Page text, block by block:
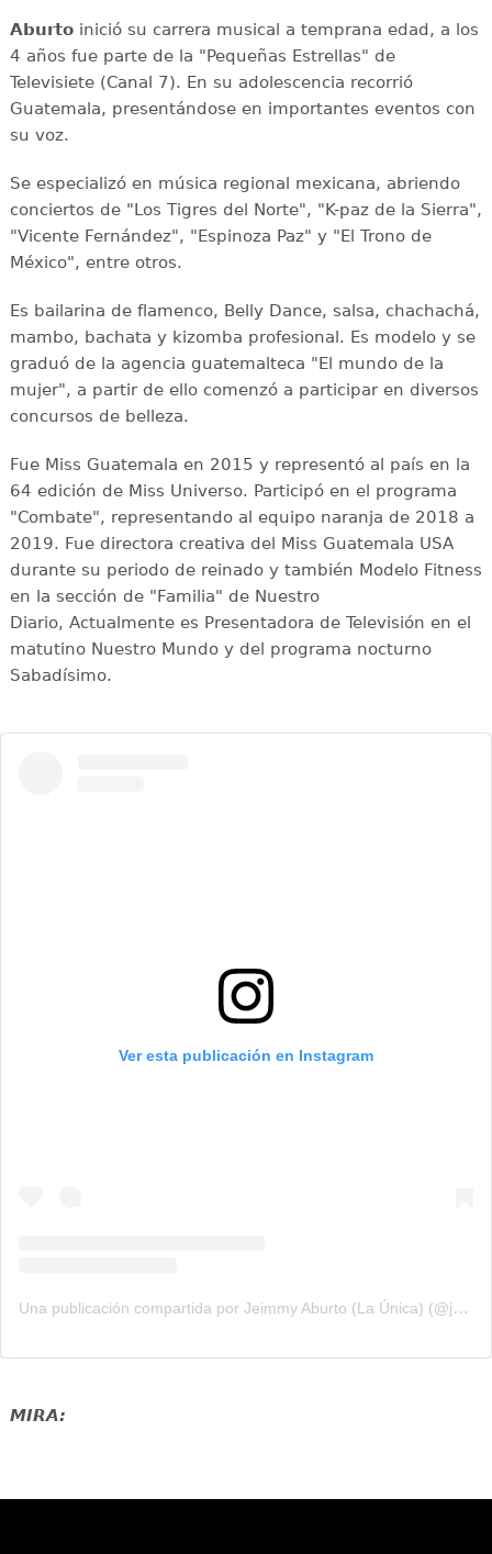
Aburtoinició su carrera musical a temprana edad, a los
4 años fue parte de la "Pequeñas Estrellas" de
Televisiete (Canal 7). En su adolescencia recorrió
Guatemala, presentándose en importantes eventos con
su voz.
Se especializó en música regional mexicana, abriendo
conciertos de "Los Tigres del Norte", "K-paz de la Sierra",
"Vicente Fernández", "Espinoza Paz" y "El Trono de
México", entre otros.
Es bailarina de flamenco, Belly Dance, salsa, chachachá,
mambo, bachata y kizomba profesional. Es modelo y se
graduó de la agencia guatemalteca "El mundo de la
mujer", a partir de ello comenzó a participar en diversos
concursos de belleza.
Fue Miss Guatemala en 2015 y representó al país en la
64 edición de Miss Universo. Participó en el programa
"Combate", representando al equipo naranja de 2018 a
2019. Fue directora creativa del Miss Guatemala USA
durante su periodo de reinado y también Modelo Fitness
en la sección de "Familia" de Nuestro
Diario, Actualmente es Presentadora de Televisión en el
matutino Nuestro Mundo y del programa nocturno
Sabadísimo.
Ver esta publicación en Instagram
Una publicación compartida por Jeimmy Aburto (La Única) (@jeimmy_aburto)
MIRA: